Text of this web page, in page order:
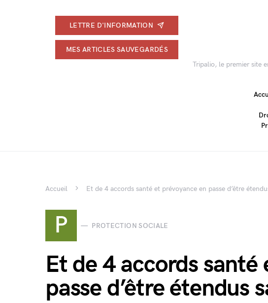
LETTRE D'INFORMATION
MES ARTICLES SAUVEGARDÉS
Tripalio, le premier site
Accueil Et de 4 accords santé et prévoyance en passe d’être
P PROTECTION SOCIALE
Et de 4 accords santé
passe d’être étendus